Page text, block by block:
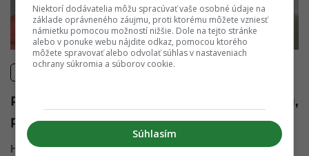
AKTUÁLNE/ŠOUBIZNIS
Pocisková úprimne: S Filipom si dali pauzu,
prsteň jej nastokol v najväčšej hádke
Herečka a speváčka Nela Pocisková sa v rozhovore pre web
Niektorí dodávatelia môžu spracúvať vaše osobné údaje na
základe oprávneného záujmu, proti ktorému môžete vzniesť
námietku pomocou možností nižšie. Dole na tejto stránke
alebo v ponuke webu nájdite odkaz, pomocou ktorého
môžete spravovať alebo odvolať súhlas v nastaveniach
ochrany súkromia a súborov cookie.
Súhlasím